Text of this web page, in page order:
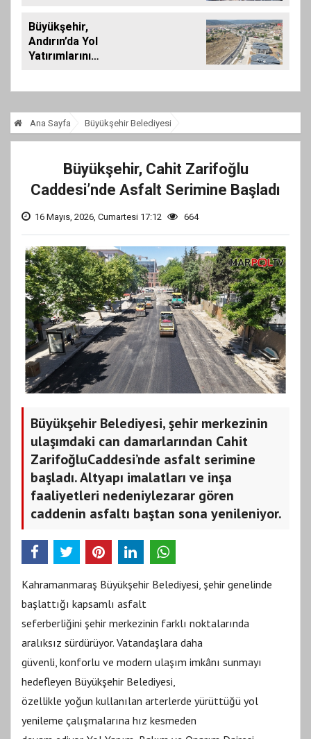
MAHALLESİ
SAKİNLERİYLE
BULUŞTU
Büyükşehir,
Andırın’da Yol
Yatırımlarını
Ana Sayfa Büyükşehir Belediyesi
Büyükşehir, Cahit Zarifoğlu
Caddesi’nde Asfalt Serimine Başladı
16 Mayıs, 2026, Cumartesi 17:12 664
Büyükşehir Belediyesi, şehir merkezinin
ulaşımdaki can damarlarından Cahit
ZarifoğluCaddesi’nde asfalt serimine
başladı. Altyapı imalatları ve inşa
faaliyetleri nedeniylezarar gören
caddenin asfaltı baştan sona yenileniyor.
Kahramanmaraş Büyükşehir Belediyesi, şehir genelinde
başlattığı kapsamlı asfalt
seferberliğini şehir merkezinin farklı noktalarında
aralıksız sürdürüyor. Vatandaşlara daha
güvenli, konforlu ve modern ulaşım imkânı sunmayı
hedefleyen Büyükşehir Belediyesi,
özellikle yoğun kullanılan arterlerde yürüttüğü yol
yenileme çalışmalarına hız kesmeden